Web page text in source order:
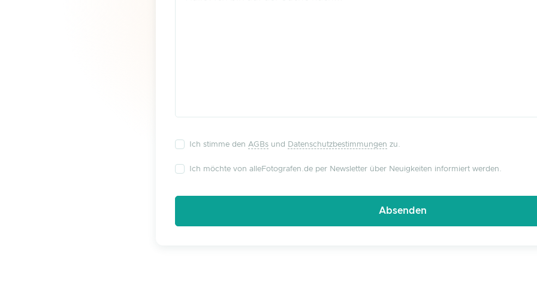
Ich stimme den AGBsund Datenschutzbestimmungen zu.
Ich möchte von alleFotografen.de per Newsletter über Neuigkeiten informiert werden.